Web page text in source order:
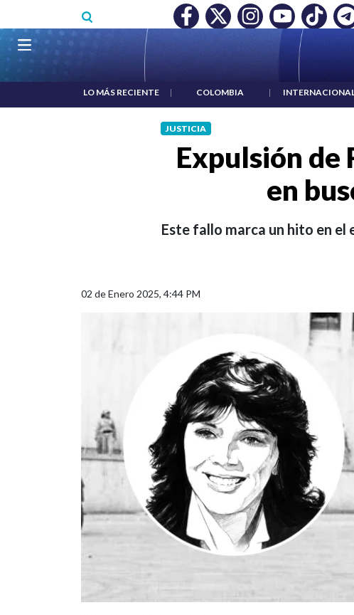
MÍNIMO NO DESTRUYÓ EMPLEO: JP MORGAN | "HABLAR NO ES UN
Navegación principal
LO MÁS RECIENTE | COLOMBIA |
JUSTICIA
Expulsión de
en
Este fallo marca un hito en el
02 de Enero 2025, 4:44 PM